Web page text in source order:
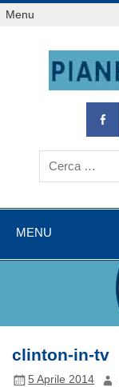
Salta
alMenu
MENU
clinton-in-tv
5 Aprile 2014